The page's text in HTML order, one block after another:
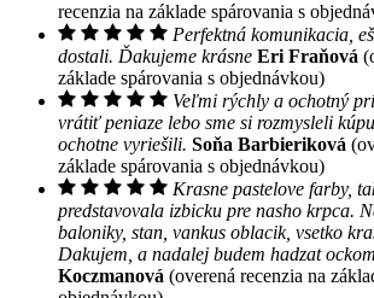
recenzia na základe spárovania s
Perfektná komunikacia,
dostali. Ďakujeme krásne Eri Fraňová
základe spárovania s objednávkou)
Veľmi rýchly a ochotný
vrátiť peniaze lebo sme si rozmysleli
ochotne vyriešili. Soňa Barbieriková
základe spárovania s objednávkou)
Krasne pastelove farby,
predstavovala izbicku pre nasho krpca.
baloniky, stan, vankus oblacik, vsetko
Dakujem, a nadalej budem hadzat
Koczmanová (overená recenzia na